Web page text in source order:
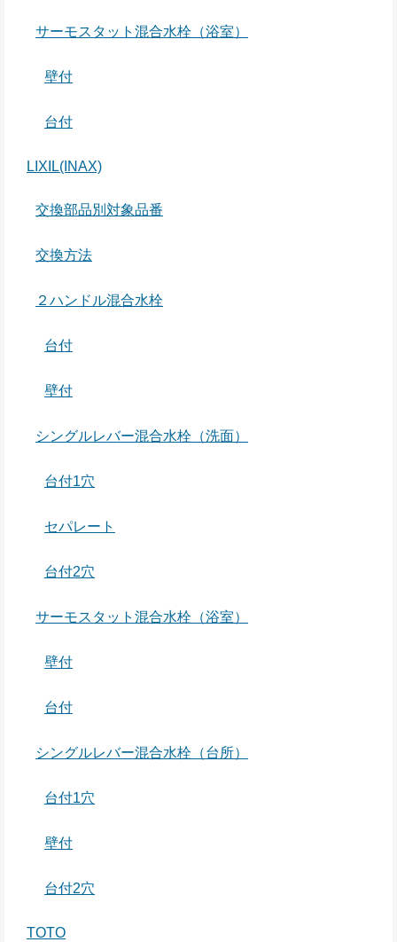
サーモスタット混合水栓（浴室）
壁付
台付
LIXIL(INAX)
交換部品別対象品番
交換方法
２ハンドル混合水栓
台付
壁付
シングルレバー混合水栓（洗面）
台付1穴
セパレート
台付2穴
サーモスタット混合水栓（浴室）
壁付
台付
シングルレバー混合水栓（台所）
台付1穴
壁付
台付2穴
TOTO